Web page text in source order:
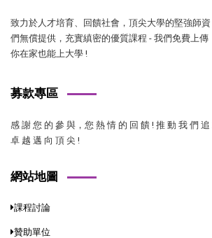
致力於人才培育、回饋社會，頂尖大學的堅強師資
們無償提供，充實縝密的優質課程 - 我們免費上傳
你在家也能上大學 !
募款專區
感 謝 您 的 參 與，您 熱 情 的 回 饋 ! 推 動 我 們 追
卓 越 邁 向 頂 尖 !
網站地圖
課程討論
贊助單位